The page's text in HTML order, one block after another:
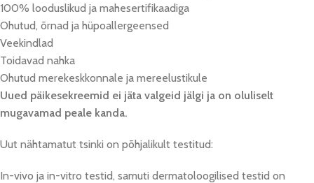
100% looduslikud ja mahesertifikaadiga
Ohutud, õrnad ja hüpoallergeensed
Veekindlad
Toidavad nahka
Ohutud merekeskkonnale ja mereelustikule
Uued päikesekreemid ei jäta valgeid jälgi ja on oluliselt
mugavamad peale kanda.
Uut nähtamatut tsinki on põhjalikult testitud:
In-vivo ja in-vitro testid, samuti dermatoloogilised testid on